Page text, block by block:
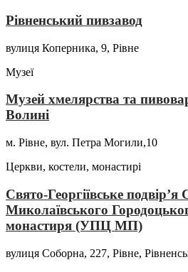
Рівненський пивзавод
вулиця Коперника, 9, Рівне
Музеї
Музей хмелярства та
Волині
м. Рівне, вул. Петра Могили,10
Церкви, костели, монастирі
Свято-Георгіївське подвір’я
Миколаївського
монастиря (УПЦ МП)
вулиця Соборна, 227, Рівне,